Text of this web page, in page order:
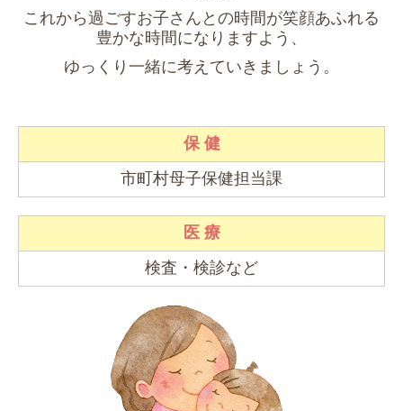
これから過ごすお子さんとの時間が笑顔あふれる
豊かな時間になりますよう、
ゆっくり一緒に考えていきましょう。
保 健
市町村母子保健担当課
医 療
検査・検診など